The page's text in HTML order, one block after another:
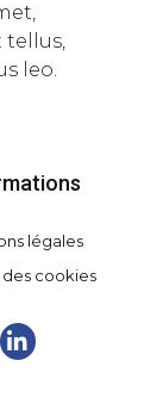
tellus,
leo.
légales
des cookies